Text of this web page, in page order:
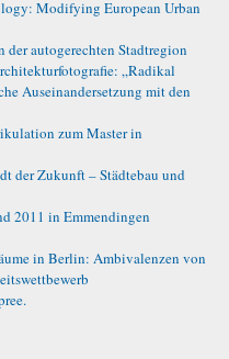
Modifying European Urban
autogerechten Stadtregion
„Radikal
Auseinandersetzung mit den
zum Master in
der Zukunft – Städtebau und
2011 in Emmendingen
in Berlin: Ambivalenzen von